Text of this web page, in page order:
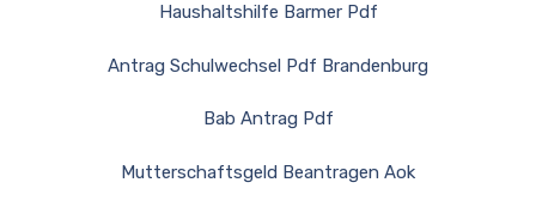
Haushaltshilfe Barmer Pdf
Antrag Schulwechsel Pdf Brandenburg
Bab Antrag Pdf
Mutterschaftsgeld Beantragen Aok